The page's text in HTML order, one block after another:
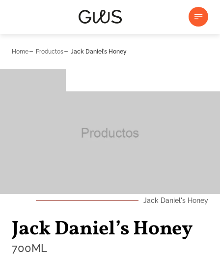
Home Productos Jack Daniel’s Honey
Jack Daniel's Honey
Jack Daniel’s Honey
700ML